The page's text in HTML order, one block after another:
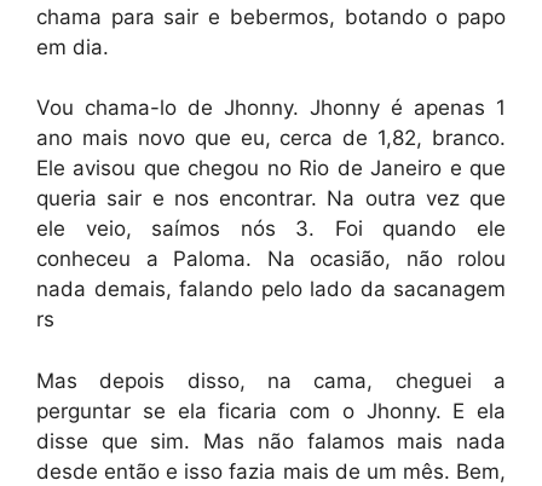
chama para sair e bebermos, botando o papo
em dia.
Vou chama-lo de Jhonny. Jhonny é apenas 1
ano mais novo que eu, cerca de 1,82, branco.
Ele avisou que chegou no Rio de Janeiro e que
queria sair e nos encontrar. Na outra vez que
ele veio, saímos nós 3. Foi quando ele
conheceu a Paloma. Na ocasião, não rolou
nada demais, falando pelo lado da sacanagem
rs
Mas depois disso, na cama, cheguei a
perguntar se ela ficaria com o Jhonny. E ela
disse que sim. Mas não falamos mais nada
desde então e isso fazia mais de um mês. Bem,